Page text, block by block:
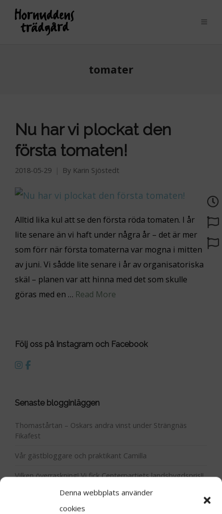
Denna webbplats använder
cookies
tomater
Nu har vi plockat den
första tomaten!
2018-05-29 By Karin Sjöstedt
Alltid lika kul att se den första röda tomaten. I år
lite senare än vi haft under några år – det är mer
som förr när första tomaterna var mogna i mitten
av juni. Vi sådde lite senare i år av organisatoriska
skäl – planen var att hinna med det som skulle
göras med en … Read More
Följ oss på Instagram och Facebook
Senaste blogginläggen
Thomastårtan – Oskars andra vinst under Strängnäs
Fikafest
Vår gästbloggare och praktikant Camilla
Vilken överraskning! Vi fick Centerpartiets landsbygdspris!!